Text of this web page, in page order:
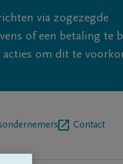
via zogezegde
of een betaling te
om dit te
Contact